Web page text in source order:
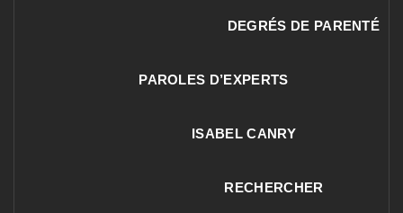
DEGRÉS DE PARENTÉ
PAROLES D’EXPERTS
ISABEL CANRY
RECHERCHER